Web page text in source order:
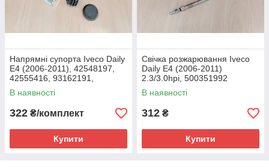
Напрямні супорта Iveco Daily
E4 (2006-2011), 42548197,
42555416, 93162191,
77364046
В наявності
322 ₴/комплект
Купити
Свічка розжарювання Iveco
Daily E4 (2006-2011)
2.3/3.0hpi, 500351992
В наявності
312 ₴
Купити